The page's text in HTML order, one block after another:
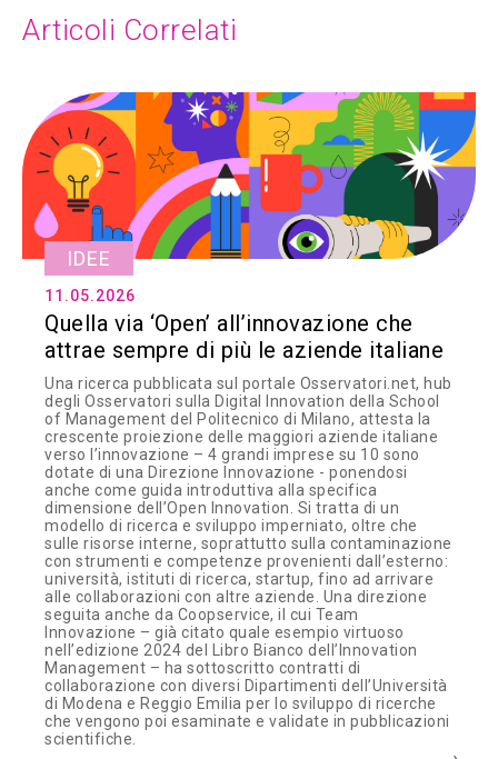
Articoli Correlati
IDEE
11.05.2026
Quella via ‘Open’ all’innovazione che
attrae sempre di più le aziende italiane
Una ricerca pubblicata sul portale Osservatori.net, hub
degli Osservatori sulla Digital Innovation della School
of Management del Politecnico di Milano, attesta la
crescente proiezione delle maggiori aziende italiane
verso l’innovazione – 4 grandi imprese su 10 sono
dotate di una Direzione Innovazione - ponendosi
anche come guida introduttiva alla specifica
dimensione dell’Open Innovation. Si tratta di un
modello di ricerca e sviluppo imperniato, oltre che
sulle risorse interne, soprattutto sulla contaminazione
con strumenti e competenze provenienti dall’esterno:
università, istituti di ricerca, startup, fino ad arrivare
alle collaborazioni con altre aziende. Una direzione
seguita anche da Coopservice, il cui Team
Innovazione – già citato quale esempio virtuoso
nell’edizione 2024 del Libro Bianco dell’Innovation
Management – ha sottoscritto contratti di
collaborazione con diversi Dipartimenti dell’Università
di Modena e Reggio Emilia per lo sviluppo di ricerche
che vengono poi esaminate e validate in pubblicazioni
scientifiche.